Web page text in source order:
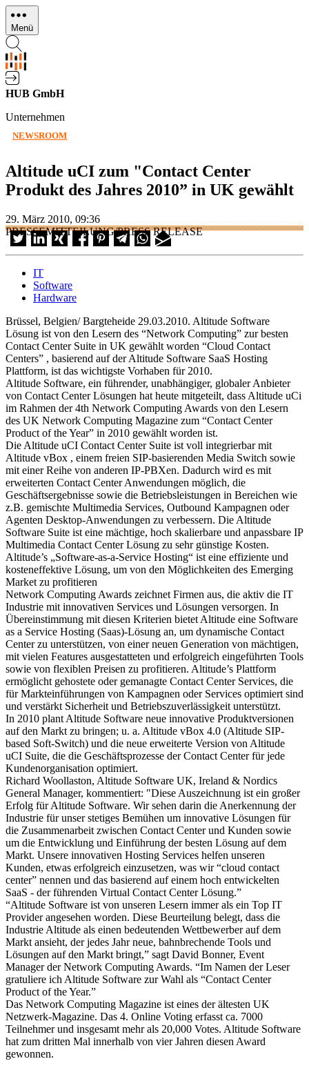
Direkt
zum
Inhalt
Menü
HUB GmbH
Unternehmen
NEWSROOM
Altitude uCI zum "Contact Center
Produkt des Jahres 2010” in UK gewählt
29. März 2010, 09:36
PRESSEMITTEILUNG/PRESS RELEASE
IT
Software
Hardware
Brüssel, Belgien/ Bargteheide 29.03.2010. Altitude Software
Lösung ist von den Lesern des “Network Computing” zur besten
Contact Center Suite in UK gewählt worden “Cloud Contact
Centers” , basierend auf der Altitude Software SaaS Hosting
Plattform, ist das wichtigste Vorhaben für 2010.
Altitude Software, ein führender, unabhängiger, globaler Anbieter
von Contact Center Lösungen hat heute mitgeteilt, dass Altitude uCi
im Rahmen der 4th Network Computing Awards von den Lesern
des UK Network Computing Magazine zum “Contact Center
Product of the Year” in 2010 gewählt worden ist.
Die Altitude uCI Contact Center Suite ist voll integrierbar mit
Altitude vBox , einem freien SIP-basierenden Media Switch sowie
mit einer Reihe von anderen IP-PBXen. Dadurch wird es mit
erweiterten Contact Center Anwendungen möglich, die
Geschäftsergebnisse sowie die Betriebsleistungen in Bereichen wie
z.B. gemischte Multimedia Services, Outbound Kampagnen oder
Agenten Desktop-Anwendungen zu verbessern. Die Altitude
Software Suite ist eine mächtige, hoch skalierbare und anpassbare IP
Multimedia Contact Center Lösung zu sehr günstige Kosten.
Altitude’s „Software-as-a-Service Hosting“ ist eine effiziente und
kosteneffektive Lösung, um von den Möglichkeiten des Emerging
Market zu profitieren
Network Computing Awards zeichnet Firmen aus, die aktiv die IT
Industrie mit innovativen Services und Lösungen versorgen. In
Übereinstimmung mit diesen Kriterien bietet Altitude eine Software
as a Service Hosting (Saas)-Lösung an, um dynamische Contact
Center zu unterstützen, von einer neuen Generation von mächtigen,
mit vielen Features ausgestatteten und erfolgreich eingeführten Tools
sowie von flexiblen Preisen zu profitieren. Altitude’s Plattform
ermöglicht gehostete oder gemanagte Contact Center Services, die
für Markteinführungen von Kampagnen oder Services optimiert sind
und verstärkt Sicherheit und Betriebszuverlässigkeit unterstützt.
In 2010 plant Altitude Software neue innovative Produktversionen
auf den Markt zu bringen; u. a. Altitude vBox 4.0 (Altitude SIP-
based Soft-Switch) und die neue erweiterte Version von Altitude
uCI Suite, die die Geschäftsprozesse der Contact Center für jede
Kundenorganisation optimiert.
Richard Woollaston, Altitude Software UK, Ireland & Nordics
General Manager, kommentiert: "Diese Auszeichnung ist ein großer
Erfolg für Altitude Software. Wir sehen darin die Anerkennung der
Industrie für unser stetiges Bemühen um innovative Lösungen für
die Zusammenarbeit zwischen Contact Center und Kunden sowie
um die Entwicklung und Einführung der besten Lösung auf dem
Markt. Unsere innovativen Hosting Services helfen unseren
Kunden, etwas erfolgreich einzusetzen, was wir “cloud contact
center” nennen und das basierend auf einem hoch entwickelten
SaaS - der führenden Virtual Contact Center Lösung.”
“Altitude Software ist von unseren Lesern immer als ein Top IT
Provider angesehen worden. Diese Beurteilung belegt, dass die
Industrie Altitude als einen bedeutenden Wettbewerber auf dem
Markt ansieht, der jedes Jahr neue, bahnbrechende Tools und
Lösungen auf den Markt bringt,” sagt David Bonner, Event
Manager der Network Computing Awards. “Im Namen der Leser
gratuliere ich Altitude Software zur Wahl als “Contact Center
Product of the Year.”
Das Network Computing Magazine ist eines der ältesten UK
Netzwerk-Magazine. Das 4. Online Voting erfasst ca. 7000
Teilnehmer und insgesamt mehr als 20,000 Votes. Altitude Software
hat zum dritten Mal innerhalb von vier Jahren diesen Award
gewonnen.